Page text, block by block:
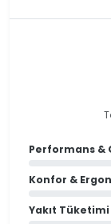
Performans &
Konfor &
Yakıt